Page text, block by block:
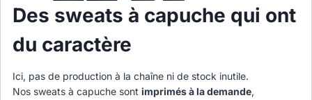
Des sweats à capuche qui ont
du caractère
Ici, pas de production à la chaîne ni de stock inutile.
Nos sweats à capuche sont imprimés à la demande,